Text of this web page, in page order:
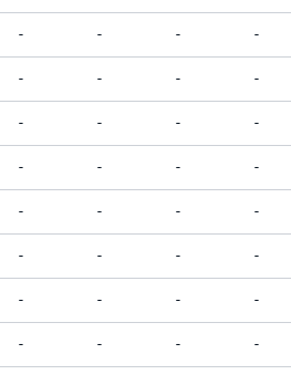
- - - -
- - - -
- - - -
- - - -
- - - -
- - - -
- - - -
- - - -